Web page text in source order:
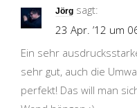
Jörg sagt:
23 Apr. ’12 um
Ein sehr
sehr gut, auch die
perfekt! Das will man